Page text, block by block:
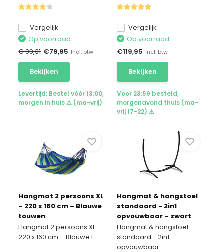
Vergelijk
Op voorraad
€ 99,31 €79,95 Incl. btw
Bekijken
Levertijd: Bestel vóór 13:00,
morgen in huis ⚠ (ma-vrij)
Vergelijk
Op voorraad
€119,95 Incl. btw
Bekijken
Voor 23:59 besteld,
morgenavond thuis (ma-
vrij 17-22) ⚠
Hangmat 2 persoons XL
– 220 x 160 cm – Blauwe
touwen
Hangmat 2 persoons XL –
220 x 160 cm – Blauwe t...
Hangmat & hangstoel
standaard - 2in1
opvouwbaar – zwart
frame
Hangmat & hangstoel
standaard - 2in1
opvouwbaar...